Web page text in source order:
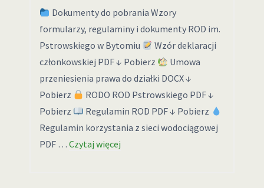
Dokumenty do pobrania Wzory
formularzy, regulaminy i dokumenty ROD im.
Pstrowskiego w Bytomiu
Wzór deklaracji
członkowskiej PDF ↓ Pobierz
Umowa
przeniesienia prawa do działki DOCX ↓
Pobierz
RODO ROD Pstrowskiego PDF ↓
Pobierz
Regulamin ROD PDF ↓ Pobierz
Regulamin korzystania z sieci wodociągowej
PDF … Czytaj więcej